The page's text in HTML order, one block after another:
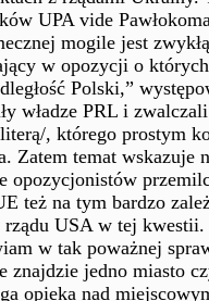
UPA vide
mogile jest
w opozycji o
Polski,”
władze PRL i
literą/, którego prostym
Zatem temat wskazuje
opozycjonistów
też na tym bardzo
USA w tej
w tak poważnej
znajdzie jedno miasto
opieka nad